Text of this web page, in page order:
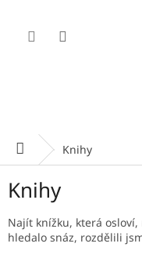
obsah
Domů Knihy
Knihy
Najít knížku, která
hledalo snáz, rozdělili